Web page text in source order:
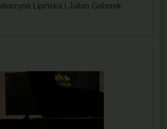
Lipińska i Julian Gaborek.